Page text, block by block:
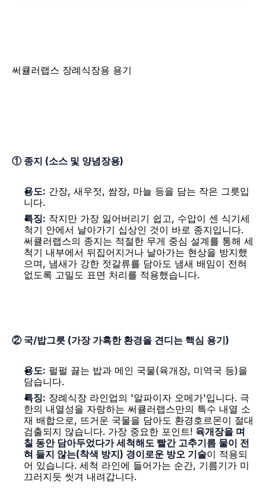
써큘러랩스 장례식장용 용기
① 종지 (소스 및 양념장용)
용도: 간장, 새우젓, 쌈장, 마늘 등을 담는 작은 그릇입
니다.
특징: 작지만 가장 잃어버리기 쉽고, 수압이 센 식기세
척기 안에서 날아가기 십상인 것이 바로 종지입니다.
써큘러랩스의 종지는 적절한 무게 중심 설계를 통해 세
척기 내부에서 뒤집어지거나 날아가는 현상을 방지했
으며, 냄새가 강한 젓갈류를 담아도 냄새 배임이 전혀
없도록 고밀도 표면 처리를 적용했습니다.
② 국/밥그릇 (가장 가혹한 환경을 견디는 핵심 용기)
용도: 펄펄 끓는 밥과 메인 국물(육개장, 미역국 등)을
담습니다.
특징: 장례식장 라인업의 '알파이자 오메가'입니다. 극
한의 내열성을 자랑하는 써큘러랩스만의 특수 내열 소
재 배합으로, 뜨거운 국물을 담아도 환경호르몬이 절대
검출되지 않습니다. 가장 중요한 포인트! 육개장을 며
칠 동안 담아두었다가 세척해도 빨간 고추기름 물이 전
혀 들지 않는(착색 방지) 경이로운 방오 기술이 적용되
어 있습니다. 세척 라인에 들어가는 순간, 기름기가 미
끄러지듯 씻겨 내려갑니다.